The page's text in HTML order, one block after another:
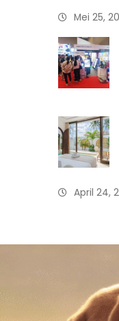
Mei 25,
April 24,